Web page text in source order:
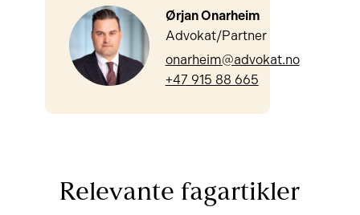
Ørjan Onarheim
Advokat/Partner
onarheim@advokat.no
+47 915 88 665
Relevante fagartikler